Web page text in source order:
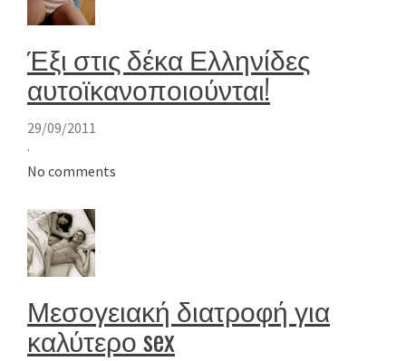
Έξι στις δέκα Ελληνίδες
αυτοϊκανοποιούνται!
29/09/2011
·
No comments
Μεσογειακή διατροφή για
καλύτερο sex